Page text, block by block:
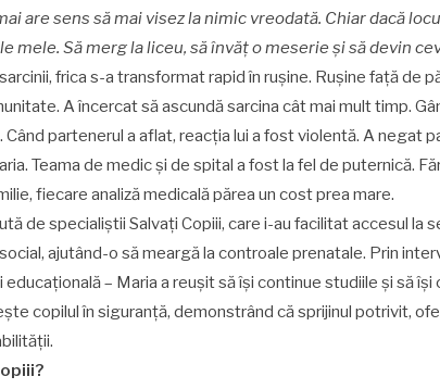
are sens să mai visez la nimic vreodată. Chiar dacă
mele. Să merg la liceu, să învăț o meserie și să devin
frica s-a transformat rapid în rușine. Rușine față de
A încercat să ascundă sarcina cât mai mult timp.
Când partenerul a aflat, reacția lui a fost violentă. A negat
Teama de medic și de spital a fost la fel de puternică.
fiecare analiză medicală părea un cost prea mare.
de specialiștii Salvați Copiii, care i-au facilitat accesul la
ajutând-o să meargă la controale prenatale. Prin
educațională – Maria a reușit să își continue studiile și să își
copilul în siguranță, demonstrând că sprijinul potrivit,